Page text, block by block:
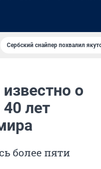
Сербский снайпер похвалил
о
лет
более пяти